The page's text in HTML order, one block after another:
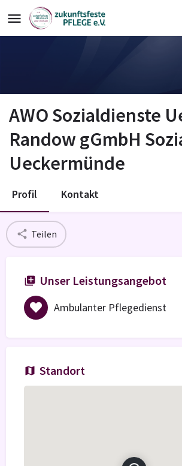
AWO Sozialdienste
Randow gGmbH
Ueckermünde
Profil Kontakt
Teilen
Unser Leistungsangebot
Ambulanter Pflegedienst
Standort